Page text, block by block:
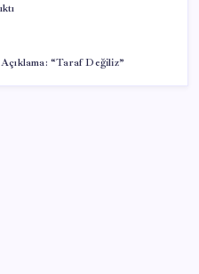
“Taraf Değiliz”